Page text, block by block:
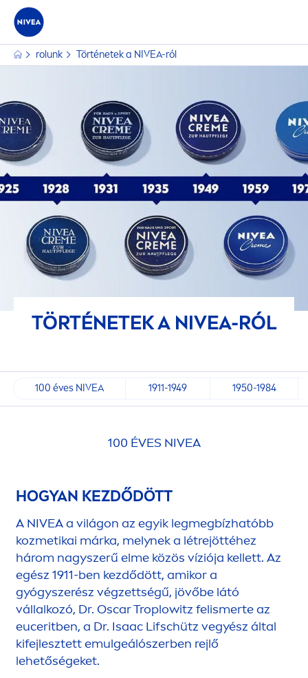
rolunk Történetek a NIVEA-ról
TÖRTÉNETEK A NIVEA-RÓL
100 éves NIVEA 1911-1949 1950-1984
100 ÉVES NIVEA
HOGYAN KEZDŐDÖTT
A NIVEAa világon az egyik legmegbízhatóbb
kozmetikai márka, melynek a létrejöttéhez
három nagyszerű elme közös víziója kellett. Az
egész 1911-ben kezdődött, amikor a
gyógyszerész végzettségű, jövőbe látó
vállalkozó, Dr. Oscar Troplowitz felismerte az
euceritben, a Dr. Isaac Lifschütz vegyész által
kifejlesztett emulgeálószerben rejlő
lehetőségeket.